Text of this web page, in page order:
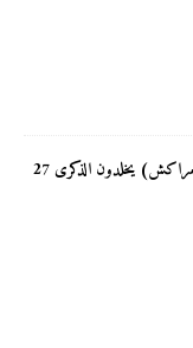
تجار شارع عبد الرحمن حجيرة (روت مراكش) يخلدون الذكرى 27